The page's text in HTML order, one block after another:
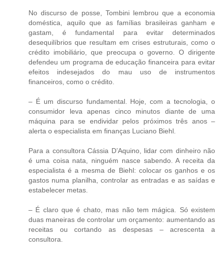
No discurso de posse, Tombini lembrou que a economia
doméstica, aquilo que as famílias brasileiras ganham e
gastam, é fundamental para evitar determinados
desequilíbrios que resultam em crises estruturais, como o
crédito imobiliário, que preocupa o governo. O dirigente
defendeu um programa de educação financeira para evitar
efeitos indesejados do mau uso de instrumentos
financeiros, como o crédito.
– É um discurso fundamental. Hoje, com a tecnologia, o
consumidor leva apenas cinco minutos diante de uma
máquina para se endividar pelos próximos três anos –
alerta o especialista em finanças Luciano Biehl.
Para a consultora Cássia D’Aquino, lidar com dinheiro não
é uma coisa nata, ninguém nasce sabendo. A receita da
especialista é a mesma de Biehl: colocar os ganhos e os
gastos numa planilha, controlar as entradas e as saídas e
estabelecer metas.
– É claro que é chato, mas não tem mágica. Só existem
duas maneiras de controlar um orçamento: aumentando as
receitas ou cortando as despesas – acrescenta a
consultora.